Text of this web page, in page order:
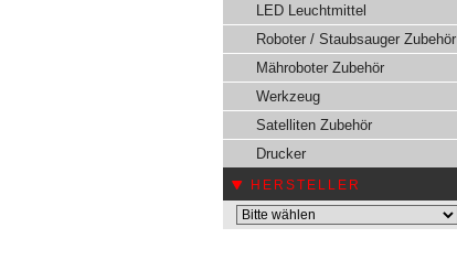
LED Leuchtmittel
Roboter / Staubsauger Zubehör
Mähroboter Zubehör
Werkzeug
Satelliten Zubehör
Drucker
HERSTELLER